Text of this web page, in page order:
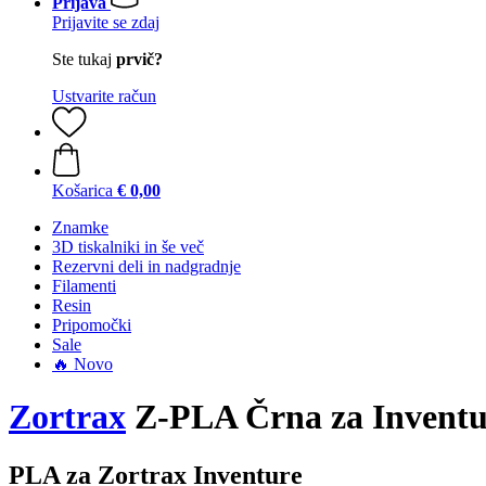
Prijavite se zdaj
Ste tukaj prvič?
Ustvarite račun
Košarica € 0,00
Znamke
3D tiskalniki in še več
Rezervni deli in nadgradnje
Filamenti
Resin
Pripomočki
Sale
🔥 Novo
Zortrax Z-PLA Črna za
PLA za Zortrax Inventure